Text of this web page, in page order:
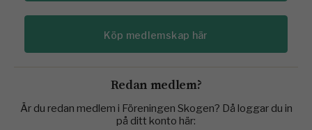
Köp medlemskap här
Redan medlem?
Är du redan medlem i Föreningen Skogen? Då loggar du in
på ditt konto här: